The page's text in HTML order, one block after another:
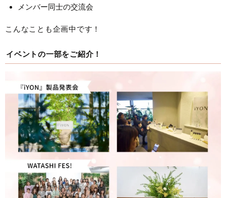
メンバー同士の交流会
こんなことも企画中です！
イベントの一部をご紹介！